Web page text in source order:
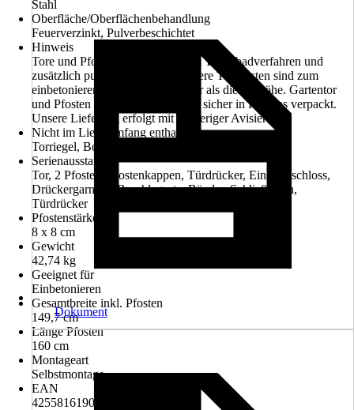
Stahl
Oberfläche/Oberflächenbehandlung
Feuerverzinkt, Pulverbeschichtet
Hinweis
Tore und Pfosten feuerverzinkt im Tauchbadverfahren und
zusätzlich pulverbeschichtet! Unsere Torpfosten sind zum
einbetonieren und ca. 60cm länger als die Torhöhe. Gartentor
und Pfosten werden komplett und sicher in Kartons verpackt.
Unsere Lieferung erfolgt mit vorheriger Avisierung.
Nicht im Lieferumfang enthalten
Torriegel, Bodenhülse bzw. Bodenanschlag
Serienausstattung
Tor, 2 Pfosten, Pfostenkappen, Türdrücker, Einsteckschloss,
Drückergarnitur, Beschlagsatz, Bänder, Schließblech,
Türdrücker
Pfostenstärke
8 x 8 cm
Gewicht
42,74 kg
Geeignet für
Einbetonieren
Gesamtbreite inkl. Pfosten
149,7 cm
Länge Pfosten
160 cm
Montageart
Selbstmontage
EAN
4255816190063
Dokument